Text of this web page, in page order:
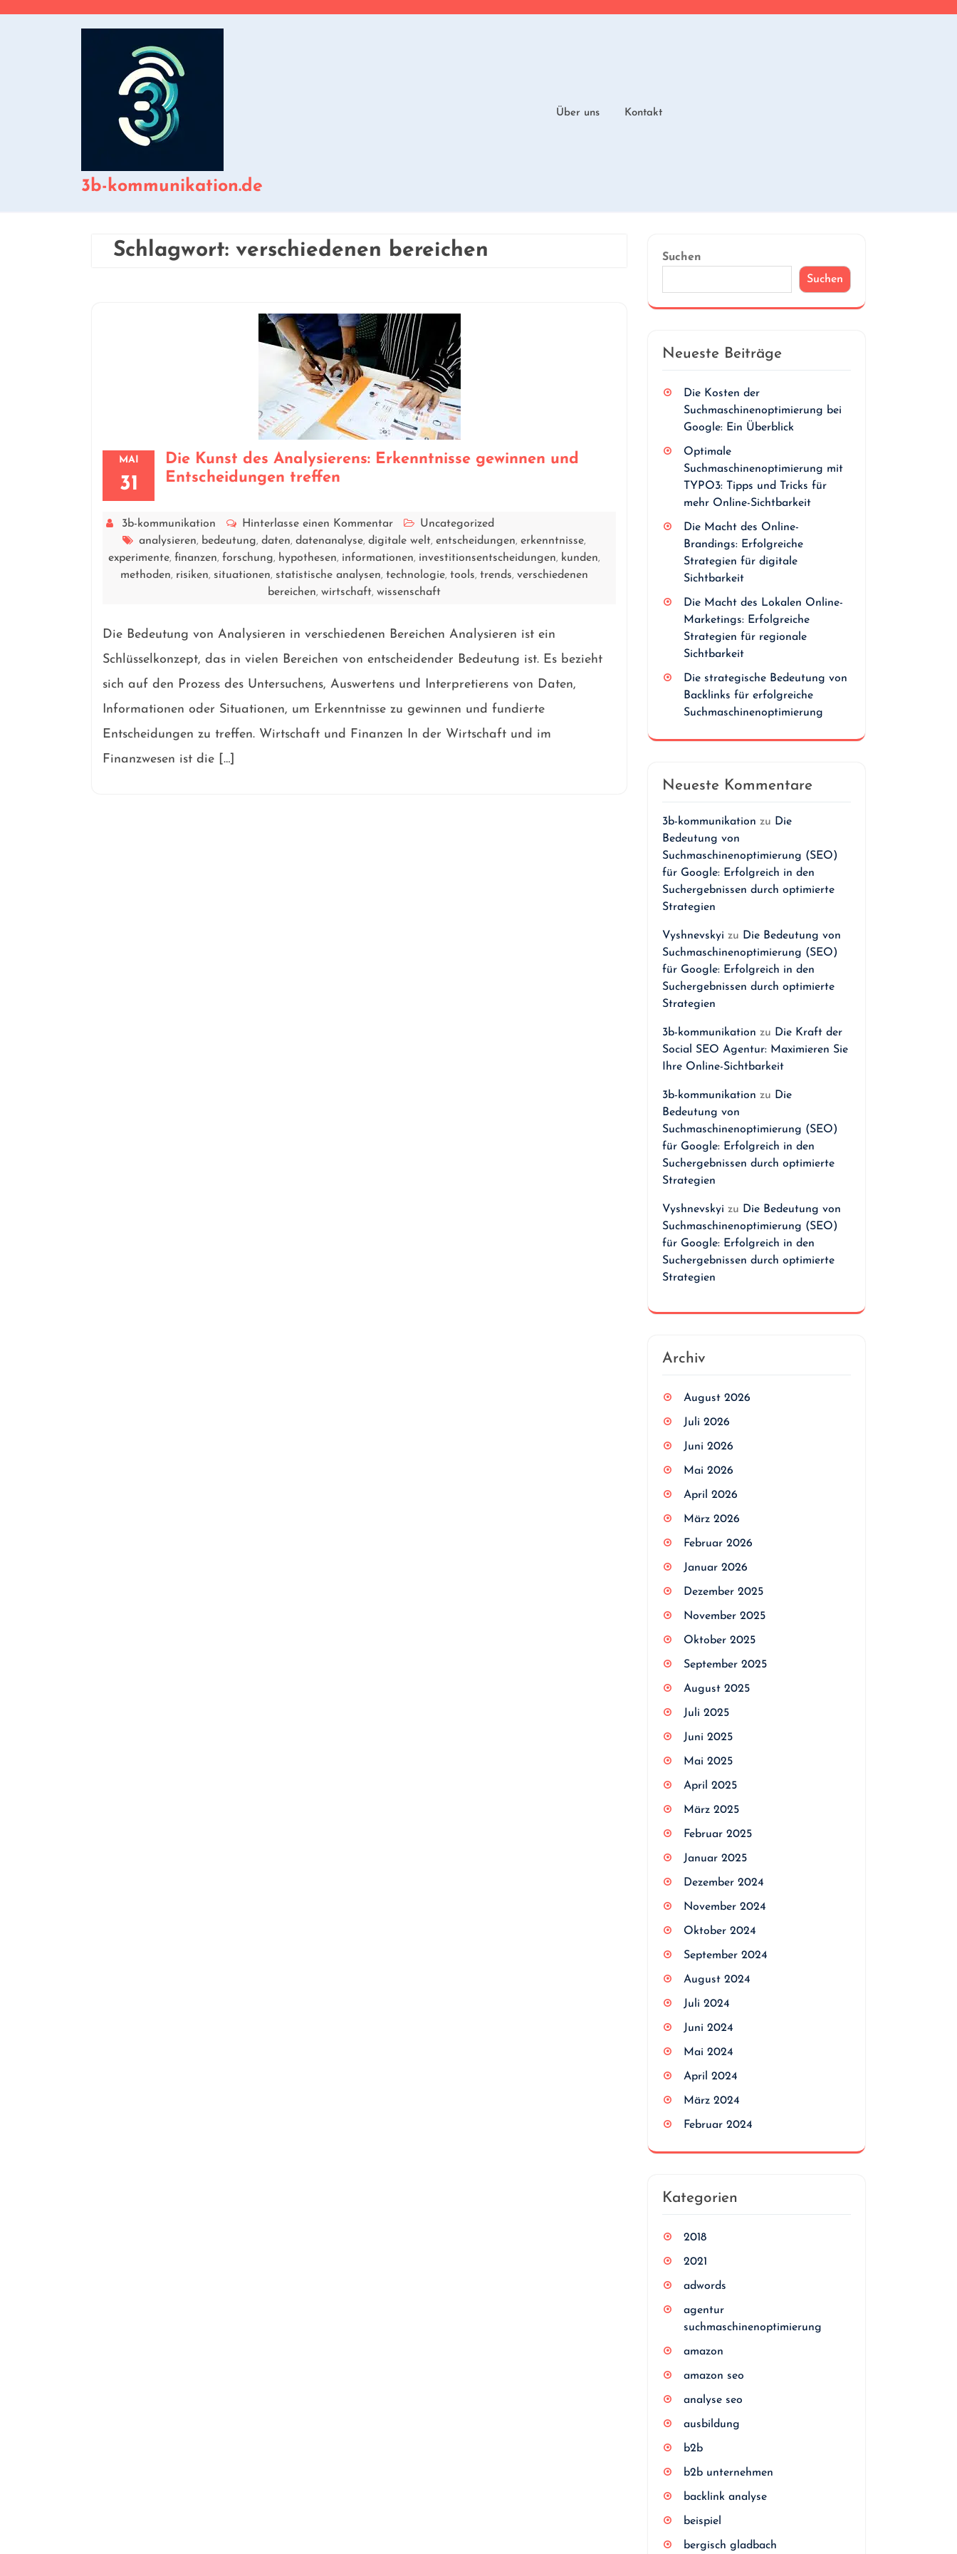
3b-kommunikation.de
Über uns Kontakt
Schlagwort: verschiedenen bereichen
MAI
31
Die Kunst des Analysierens: Erkenntnisse gewinnen und
Entscheidungen treffen
3b-kommunikation Hinterlasse einen Kommentar
Uncategorized
analysieren, bedeutung, daten, datenanalyse, digitale welt, entscheidungen, erkenntnisse,
experimente, finanzen, forschung, hypothesen, informationen, investitionsentscheidungen, kunden,
methoden, risiken, situationen, statistische analysen, technologie, tools, trends, verschiedenen
bereichen, wirtschaft, wissenschaft
Die Bedeutung von Analysieren in verschiedenen Bereichen Analysieren ist ein
Schlüsselkonzept, das in vielen Bereichen von entscheidender Bedeutung ist. Es bezieht
sich auf den Prozess des Untersuchens, Auswertens und Interpretierens von Daten,
Informationen oder Situationen, um Erkenntnisse zu gewinnen und fundierte
Entscheidungen zu treffen. Wirtschaft und Finanzen In der Wirtschaft und im
Finanzwesen ist die […]
Suchen
Suchen
Neueste Beiträge
Die Kosten der
Suchmaschinenoptimierung bei
Google: Ein Überblick
Optimale
Suchmaschinenoptimierung mit
TYPO3: Tipps und Tricks für
mehr Online-Sichtbarkeit
Die Macht des Online-
Brandings: Erfolgreiche
Strategien für digitale
Sichtbarkeit
Die Macht des Lokalen Online-
Marketings: Erfolgreiche
Strategien für regionale
Sichtbarkeit
Die strategische Bedeutung von
Backlinks für erfolgreiche
Suchmaschinenoptimierung
Neueste Kommentare
3b-kommunikation zu Die
Bedeutung von
Suchmaschinenoptimierung (SEO)
für Google: Erfolgreich in den
Suchergebnissen durch optimierte
Strategien
Vyshnevskyi zu Die Bedeutung von
Suchmaschinenoptimierung (SEO)
für Google: Erfolgreich in den
Suchergebnissen durch optimierte
Strategien
3b-kommunikation zu Die Kraft der
Social SEO Agentur: Maximieren Sie
Ihre Online-Sichtbarkeit
3b-kommunikation zu Die
Bedeutung von
Suchmaschinenoptimierung (SEO)
für Google: Erfolgreich in den
Suchergebnissen durch optimierte
Strategien
Vyshnevskyi zu Die Bedeutung von
Suchmaschinenoptimierung (SEO)
für Google: Erfolgreich in den
Suchergebnissen durch optimierte
Strategien
Archiv
August 2026
Juli 2026
Juni 2026
Mai 2026
April 2026
März 2026
Februar 2026
Januar 2026
Dezember 2025
November 2025
Oktober 2025
September 2025
August 2025
Juli 2025
Juni 2025
Mai 2025
April 2025
März 2025
Februar 2025
Januar 2025
Dezember 2024
November 2024
Oktober 2024
September 2024
August 2024
Juli 2024
Juni 2024
Mai 2024
April 2024
März 2024
Februar 2024
Kategorien
2018
2021
adwords
agentur
suchmaschinenoptimierung
amazon
amazon seo
analyse seo
ausbildung
b2b
b2b unternehmen
backlink analyse
beispiel
bergisch gladbach